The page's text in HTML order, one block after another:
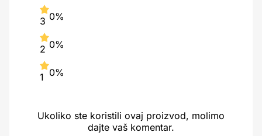
3 0%
2 0%
1 0%
Ukoliko ste koristili ovaj proizvod, molimo
dajte vaš komentar.